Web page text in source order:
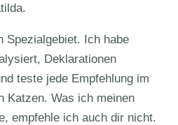
Spezialgebiet. Ich habe
Deklarationen
teste jede Empfehlung im
Katzen. Was ich meinen
empfehle ich auch dir nicht.